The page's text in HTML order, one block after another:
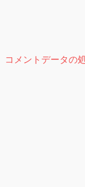
コメントデータの